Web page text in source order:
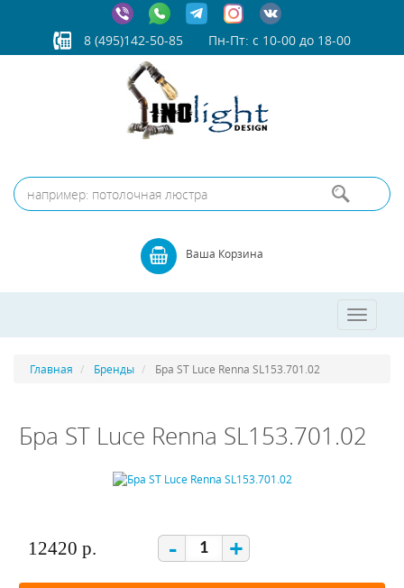
8 (495)142-50-85 Пн-Пт: с 10-00 до 18-00
Ваша Корзина
Toggle
Главная Бренды Бра ST Luce Renna SL153.701.02
Бра ST Luce Renna SL153.701.02
12420 р. - +